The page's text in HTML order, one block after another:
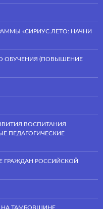
«СИРИУС.ЛЕТО: НАЧНИ
ОБУЧЕНИЯ (ПОВЫШЕНИЕ
ВОСПИТАНИЯ
ПЕДАГОГИЧЕСКИЕ
ГРАЖДАН РОССИЙСКОЙ
НА ТАМБОВЩИНЕ